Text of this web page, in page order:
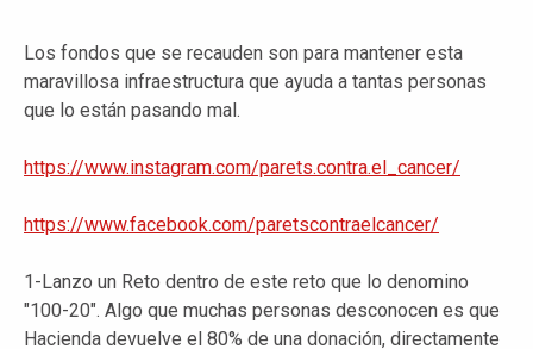
Los fondos que se recauden son para mantener esta
maravillosa infraestructura que ayuda a tantas personas
que lo están pasando mal.
https://www.instagram.com/parets.contra.el_cancer/
https://www.facebook.com/paretscontraelcancer/
1-Lanzo un Reto dentro de este reto que lo denomino
"100-20". Algo que muchas personas desconocen es que
Hacienda devuelve el 80% de una donación, directamente